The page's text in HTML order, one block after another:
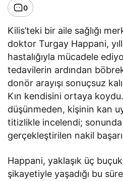
0
Kilis’teki bir aile sağlığı
doktor Turgay Happani,
hastalığıyla mücadele
tedavilerin ardından
donör arayışı sonuçsuz
Kın kendisini ortaya koydu.
düşünmeden, kişinin kan
titizlikle incelendi; sonunda
gerçekleştirilen nakil
Happani, yaklaşık üç
şikayetiyle yaşadığı bu